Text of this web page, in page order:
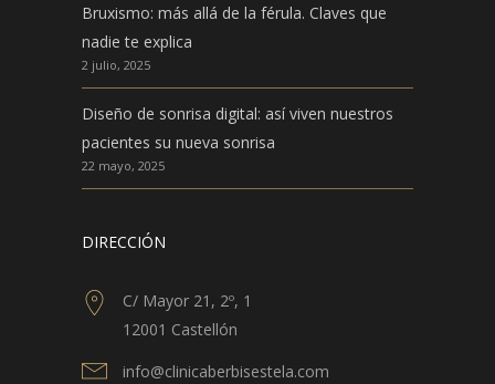
Bruxismo: más allá de la férula. Claves que
nadie te explica
2 julio, 2025
Diseño de sonrisa digital: así viven nuestros
pacientes su nueva sonrisa
22 mayo, 2025
DIRECCIÓN
C/ Mayor 21, 2º, 1
12001 Castellón
info@clinicaberbisestela.com